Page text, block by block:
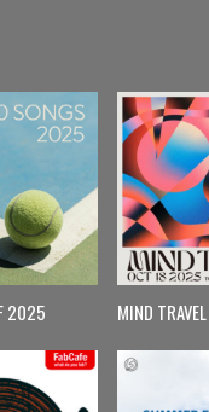
2025 MIND TRAVEL